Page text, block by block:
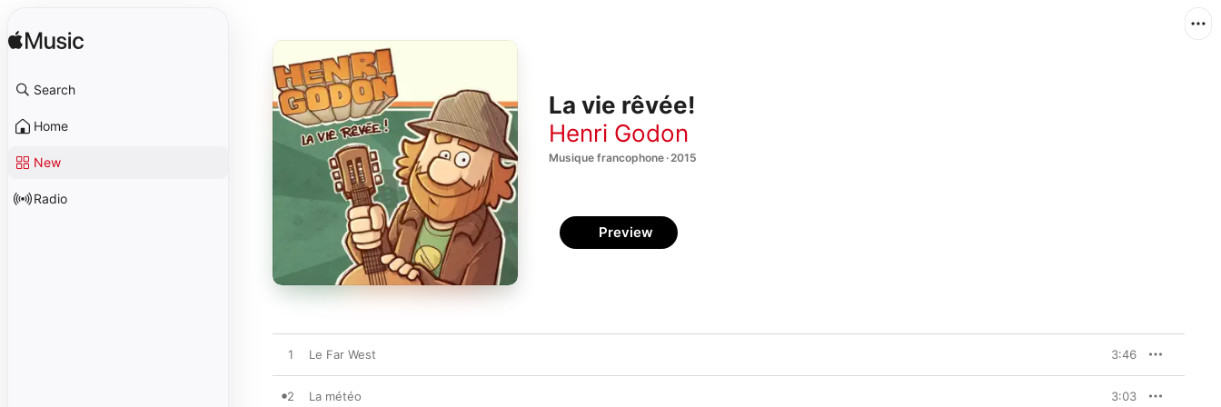
Search
Home
New
Radio
La vie rêvée!
Henri Godon
Musique francophone · 2015
Preview
1 Le Far West 3:46
2 La météo 3:03